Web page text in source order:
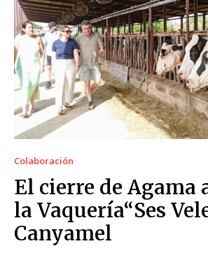
Colaboración
El cierre de Agama
la Vaquería“Ses
Canyamel